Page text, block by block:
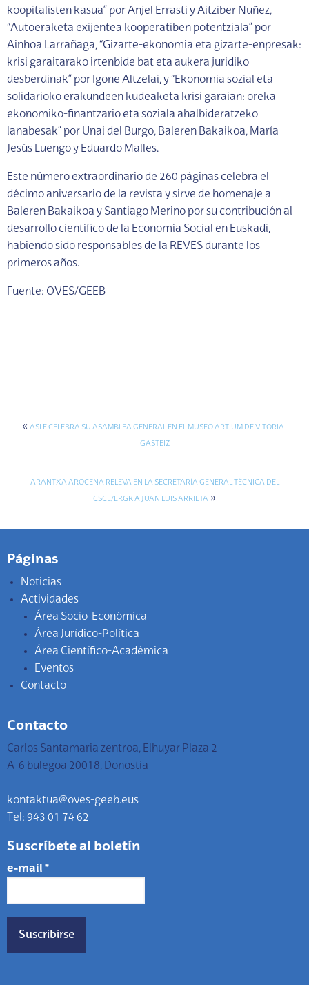
koopitalisten kasua” por Anjel Errasti y Aitziber Nuñez,
“Autoeraketa exijentea kooperatiben potentziala” por
Ainhoa Larrañaga, “Gizarte-ekonomia eta gizarte-enpresak:
krisi garaitarako irtenbide bat eta aukera juridiko
desberdinak” por Igone Altzelai, y “Ekonomia sozial eta
solidarioko erakundeen kudeaketa krisi garaian: oreka
ekonomiko-finantzario eta soziala ahalbideratzeko
lanabesak” por Unai del Burgo, Baleren Bakaikoa, María
Jesús Luengo y Eduardo Malles.
Este número extraordinario de 260 páginas celebra el
décimo aniversario de la revista y sirve de homenaje a
Baleren Bakaikoa y Santiago Merino por su contribución al
desarrollo científico de la Economía Social en Euskadi,
habiendo sido responsables de la REVES durante los
primeros años.
Fuente: OVES/GEEB
« ASLE CELEBRA SU ASAMBLEA GENERAL EN EL MUSEO ARTIUM DE VITORIA-
GASTEIZ
ARANTXA AROCENA RELEVA EN LA SECRETARÍA GENERAL TÉCNICA DEL
CSCE/EKGK A JUAN LUIS ARRIETA »
Páginas
Noticias
Actividades
Área Socio-Económica
Área Jurídico-Política
Área Científico-Académica
Eventos
Contacto
Contacto
Carlos Santamaria zentroa, Elhuyar Plaza 2
A-6 bulegoa 20018, Donostia
kontaktua@oves-geeb.eus
Tel: 943 01 74 62
Suscríbete al boletín
e-mail *